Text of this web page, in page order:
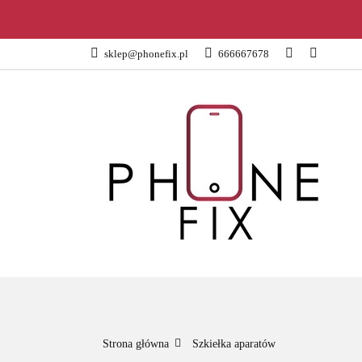
sklep@phonefix.pl 666667678
AKCESORIA
Strona główna Szkiełka aparatów